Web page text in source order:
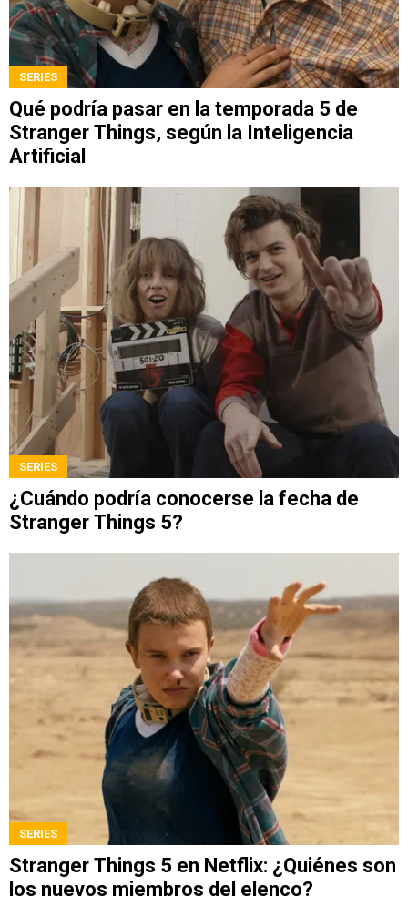
SERIES
Qué podría pasar en la temporada 5 de
Stranger Things, según la Inteligencia
Artificial
SERIES
¿Cuándo podría conocerse la fecha de
Stranger Things 5?
SERIES
Stranger Things 5 en Netflix: ¿Quiénes son
los nuevos miembros del elenco?